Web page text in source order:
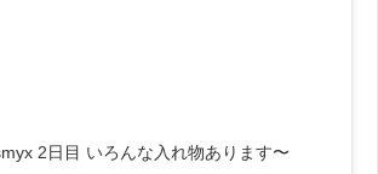
2日目 いろんな入れ物あります〜